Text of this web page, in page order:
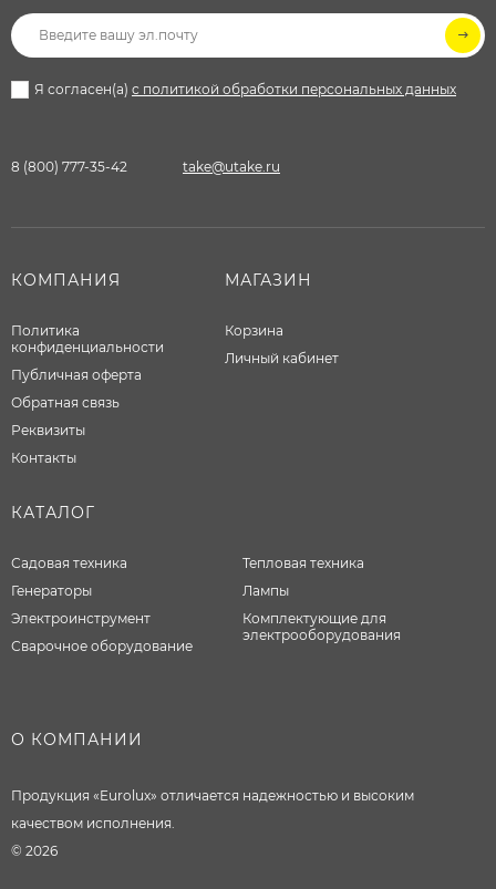
Я согласен(a) с политикой обработки персональных данных
8 (800) 777-35-42 take@utake.ru
КОМПАНИЯ
Политика
конфиденциальности
Публичная оферта
Обратная связь
Реквизиты
Контакты
МАГАЗИН
Корзина
Личный кабинет
КАТАЛОГ
Садовая техника
Генераторы
Электроинструмент
Сварочное оборудование
Тепловая техника
Лампы
Комплектующие для
электрооборудования
О КОМПАНИИ
Продукция «Eurolux» отличается надежностью и высоким
качеством исполнения.
© 2026